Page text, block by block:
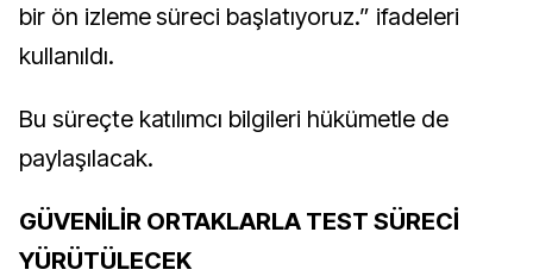
bir ön izleme süreci başlatıyoruz.” ifadeleri
kullanıldı.
Bu süreçte katılımcı bilgileri hükümetle de
paylaşılacak.
GÜVENİLİR ORTAKLARLA TEST SÜRECİ
YÜRÜTÜLECEK